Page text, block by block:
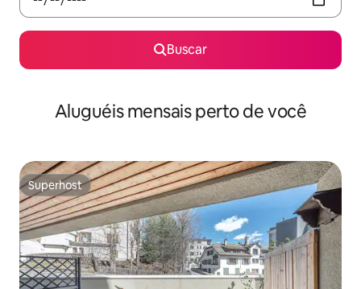
Buscar
Aluguéis mensais perto de você
Superhost
Superhost